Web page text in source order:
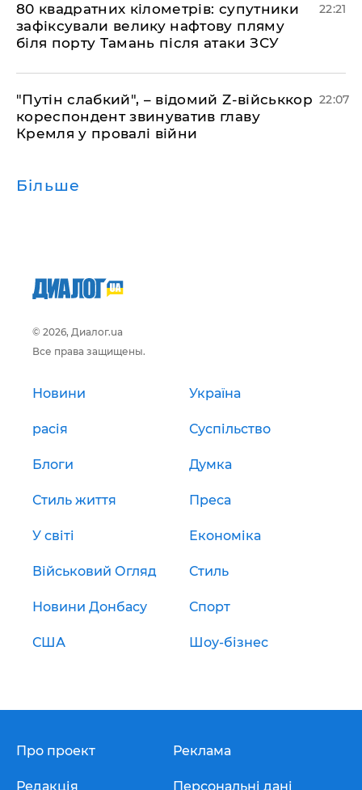
​80 квадратних кілометрів: супутники
зафіксували велику нафтову пляму
біля порту Тамань після атаки ЗСУ
22:21
"Путін слабкий", – відомий Z-військкор
кореспондент звинуватив главу
Кремля у провалі війни
22:07
Більше
© 2026, Диалог.ua
Все права защищены.
Новини Україна
расія Суспільство
Блоги Думка
Стиль життя Преса
У світі Економіка
Військовий Огляд Стиль
Новини Донбасу Спорт
США Шоу-бізнес
Про проект
Редакція
Реклама
Персональні дані